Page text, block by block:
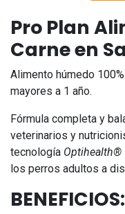
Pro Plan
Carne en
Alimento húmedo
mayores a 1 año.
Fórmula completa y
veterinarios y
tecnología Optihealth®
los perros adultos a
BENEFICIOS: